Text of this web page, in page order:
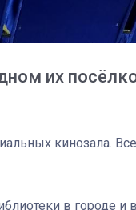
их
кинозала.
в городе и в